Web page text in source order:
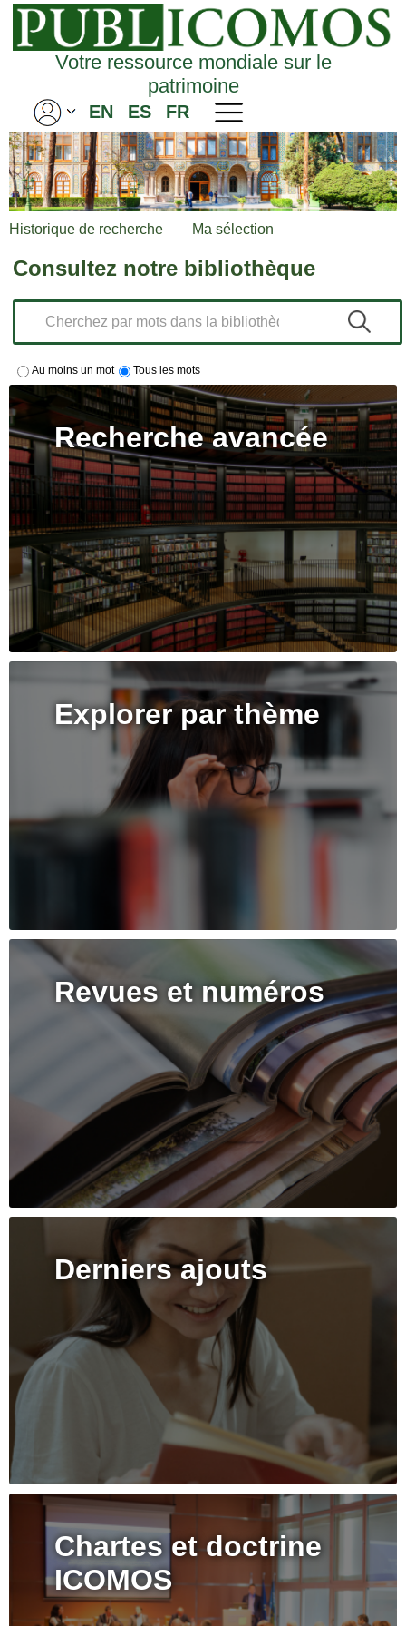
Votre ressource mondiale sur le
patrimoine
EN ES FR
Historique de recherche Ma sélection
Consultez notre bibliothèque
Au moins un mot Tous les mots
Recherche avancée
Explorer par thème
Revues et numéros
Derniers ajouts
Chartes et doctrine
ICOMOS